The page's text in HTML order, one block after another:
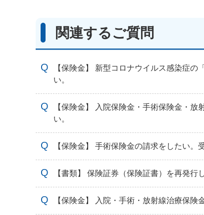
関連するご質問
【保険金】 新型コロナウイルス感染症
い。
【保険金】 入院保険金・手術保険金・
い。
【保険金】 手術保険金の請求をしたい。
【書類】 保険証券（保険証書）を再発行
【保険金】 入院・手術・放射線治療保険